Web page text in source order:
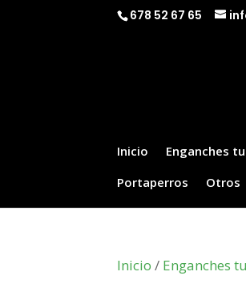
678 52 67 65
Inicio Enganches
Portaperros
Otros
Inicio / Enganches